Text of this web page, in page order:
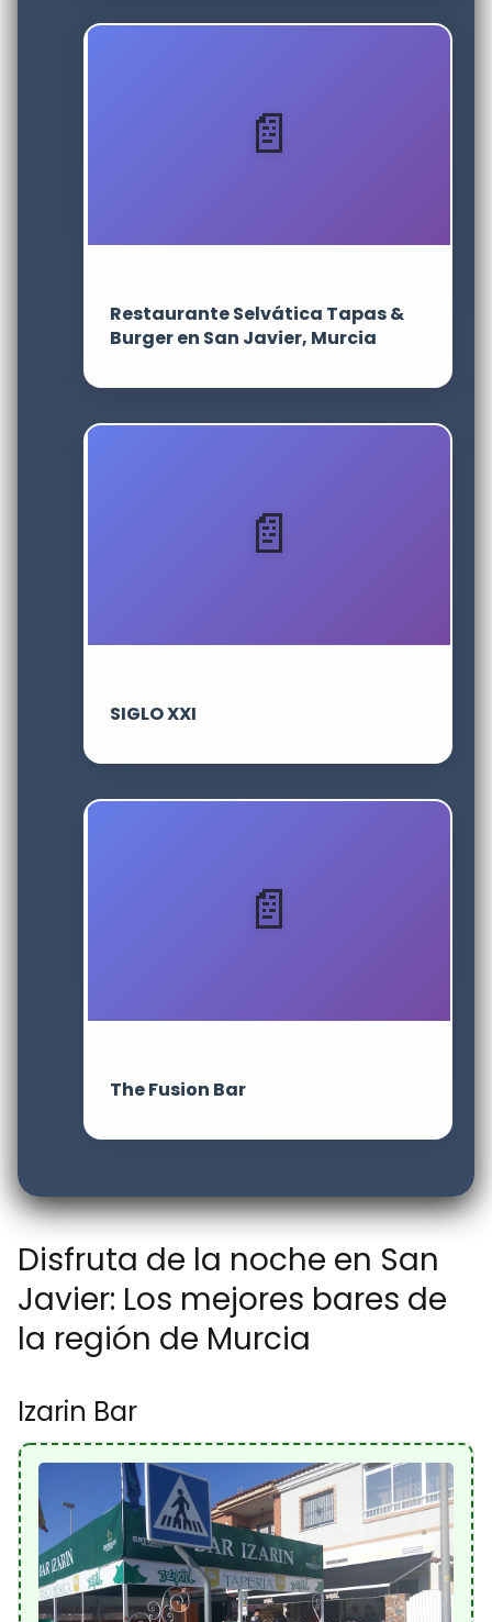
Restaurante Selvática Tapas &
Burger en San Javier, Murcia
SIGLO XXI
The Fusion Bar
Disfruta de la noche en San
Javier: Los mejores bares de
la región de Murcia
Izarin Bar